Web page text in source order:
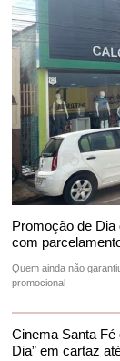
Promoção de
com
Quem ainda não
promocional
Cinema Santa
Dia” em cartaz